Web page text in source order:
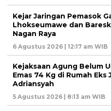
Kejar Jaringan Pemasok
Lhokseumawe dan
Nagan Raya
6 Agustus 2026 | 12:17 am WIB
Kejaksaan Agung Belum
Emas 74 Kg di Rumah Eks
Adriansyah
5 Agustus 2026 | 8:13 am WIB